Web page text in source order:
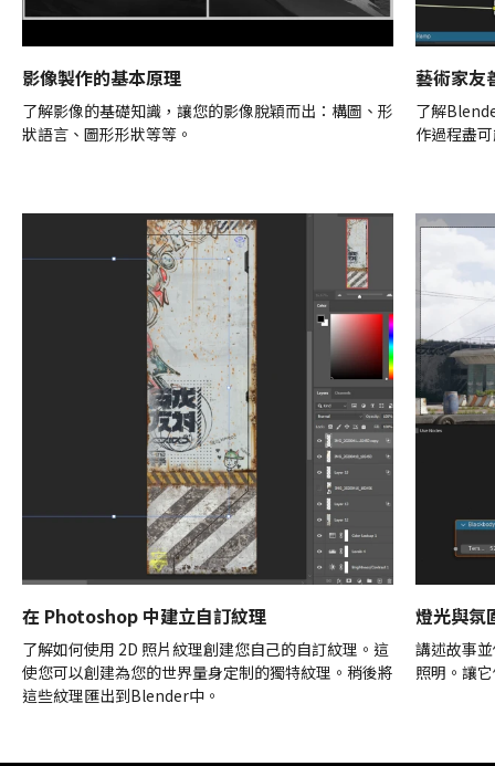
影像製作的基本原理
了解影像的基礎知識，讓您的影像脫穎而出：構圖、形
狀語言、圖形形狀等等。
藝術家友
了解
作過程盡
在 Photoshop 中建立自訂紋理
了解如何使用 2D 照片紋理創建您自己的自訂紋理。這
使您可以創建為您的世界量身定制的獨特紋理。稍後將
這些紋理匯出到Blender中。
燈光與氛
講述故事
照明。讓